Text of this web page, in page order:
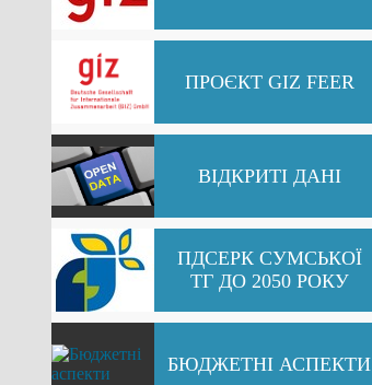
ПРОЄКТ GIZ FEER
ВІДКРИТІ ДАНІ
ПДСЕРК СУМСЬКОЇ
ТГ ДО 2050 РОКУ
БЮДЖЕТНІ АСПЕКТИ
мікропроектів від
Німеччини в
Україні